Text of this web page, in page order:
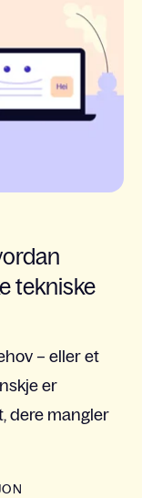
tekniske
– eller et
er
dere mangler